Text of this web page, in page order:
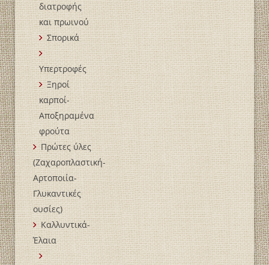
διατροφής
και πρωινού
Σπορικά
Υπερτροφές
Ξηροί
καρποί-
Αποξηραμένα
φρούτα
Πρώτες ύλες
(Ζαχαροπλαστική-
Αρτοποιία-
Γλυκαντικές
ουσίες)
Καλλυντικά-
Έλαια